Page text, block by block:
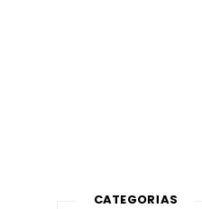
CATEGORÍAS